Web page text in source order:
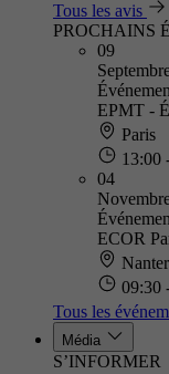
Tous les avis
PROCHAINS
09
EPMT -
Paris
13:00
04
ECOR
09:30
Tous les
Média
S’INFORMER